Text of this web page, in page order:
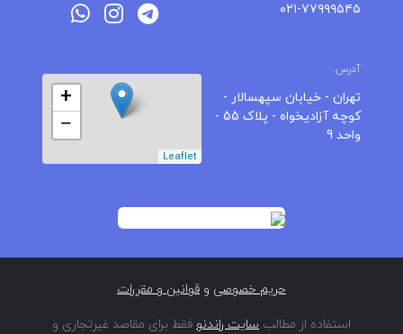
۰۲۱-۷۷۹۹۹۵۴۵
آدرس
تهران - خیابان سپهسالار -
کوچه آزادیخواه - پلاک 55 -
واحد 9
+
−
Leaflet
حریم خصوصی و قوانین و مقررات
استفاده از مطالب سایت راندنو فقط برای مقاصد غیرتجاری و